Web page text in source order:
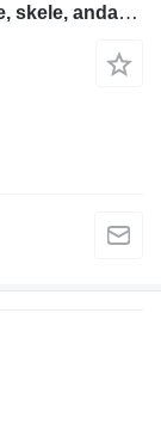
Plettac Distribution Rusztowania Schele, skele, andamio, scaffolding, pastoliai, tell